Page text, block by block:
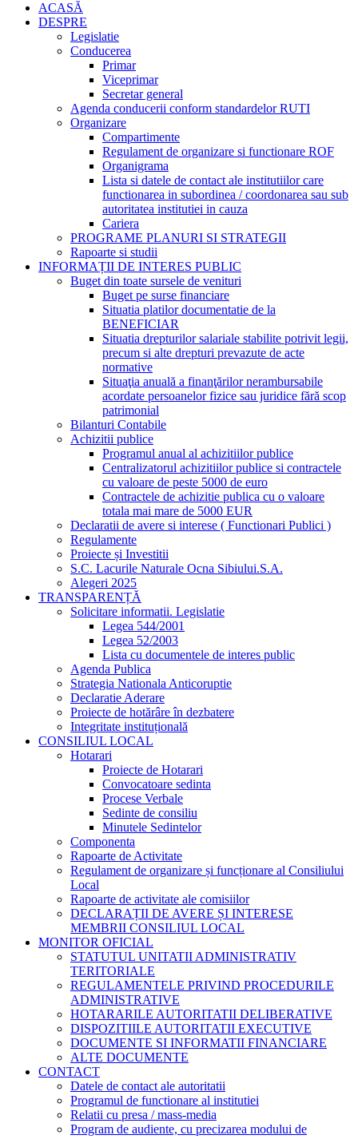
ACASĂ
DESPRE
Legislatie
Conducerea
Primar
Viceprimar
Secretar general
Agenda conducerii conform standardelor RUTI
Organizare
Compartimente
Regulament de organizare si functionare ROF
Organigrama
Lista si datele de contact ale institutiilor care
functionarea in subordinea / coordonarea sau sub
autoritatea institutiei in cauza
Cariera
PROGRAME PLANURI SI STRATEGII
Rapoarte si studii
INFORMAȚII DE INTERES PUBLIC
Buget din toate sursele de venituri
Buget pe surse financiare
Situatia platilor documentatie de la
BENEFICIAR
Situatia drepturilor salariale stabilite potrivit legii,
precum si alte drepturi prevazute de acte
normative
Situaţia anuală a finanţărilor nerambursabile
acordate persoanelor fizice sau juridice fără scop
patrimonial
Bilanturi Contabile
Achizitii publice
Programul anual al achizitiilor publice
Centralizatorul achizitiilor publice si contractele
cu valoare de peste 5000 de euro
Contractele de achizitie publica cu o valoare
totala mai mare de 5000 EUR
Declaratii de avere si interese ( Functionari Publici )
Regulamente
Proiecte și Investitii
S.C. Lacurile Naturale Ocna Sibiului.S.A.
Alegeri 2025
TRANSPARENȚĂ
Solicitare informatii. Legislatie
Legea 544/2001
Legea 52/2003
Lista cu documentele de interes public
Agenda Publica
Strategia Nationala Anticoruptie
Declaratie Aderare
Proiecte de hotărâre în dezbatere
Integritate instituțională
CONSILIUL LOCAL
Hotarari
Proiecte de Hotarari
Convocatoare sedinta
Procese Verbale
Sedinte de consiliu
Minutele Sedintelor
Componenta
Rapoarte de Activitate
Regulament de organizare și funcționare al Consiliului
Local
Rapoarte de activitate ale comisiilor
DECLARAȚII DE AVERE ȘI INTERESE
MEMBRII CONSILIUL LOCAL
MONITOR OFICIAL
STATUTUL UNITATII ADMINISTRATIV
TERITORIALE
REGULAMENTELE PRIVIND PROCEDURILE
ADMINISTRATIVE
HOTARARILE AUTORITATII DELIBERATIVE
DISPOZITIILE AUTORITATII EXECUTIVE
DOCUMENTE SI INFORMATII FINANCIARE
ALTE DOCUMENTE
CONTACT
Datele de contact ale autoritatii
Programul de functionare al institutiei
Relatii cu presa / mass-media
Program de audiente, cu precizarea modului de